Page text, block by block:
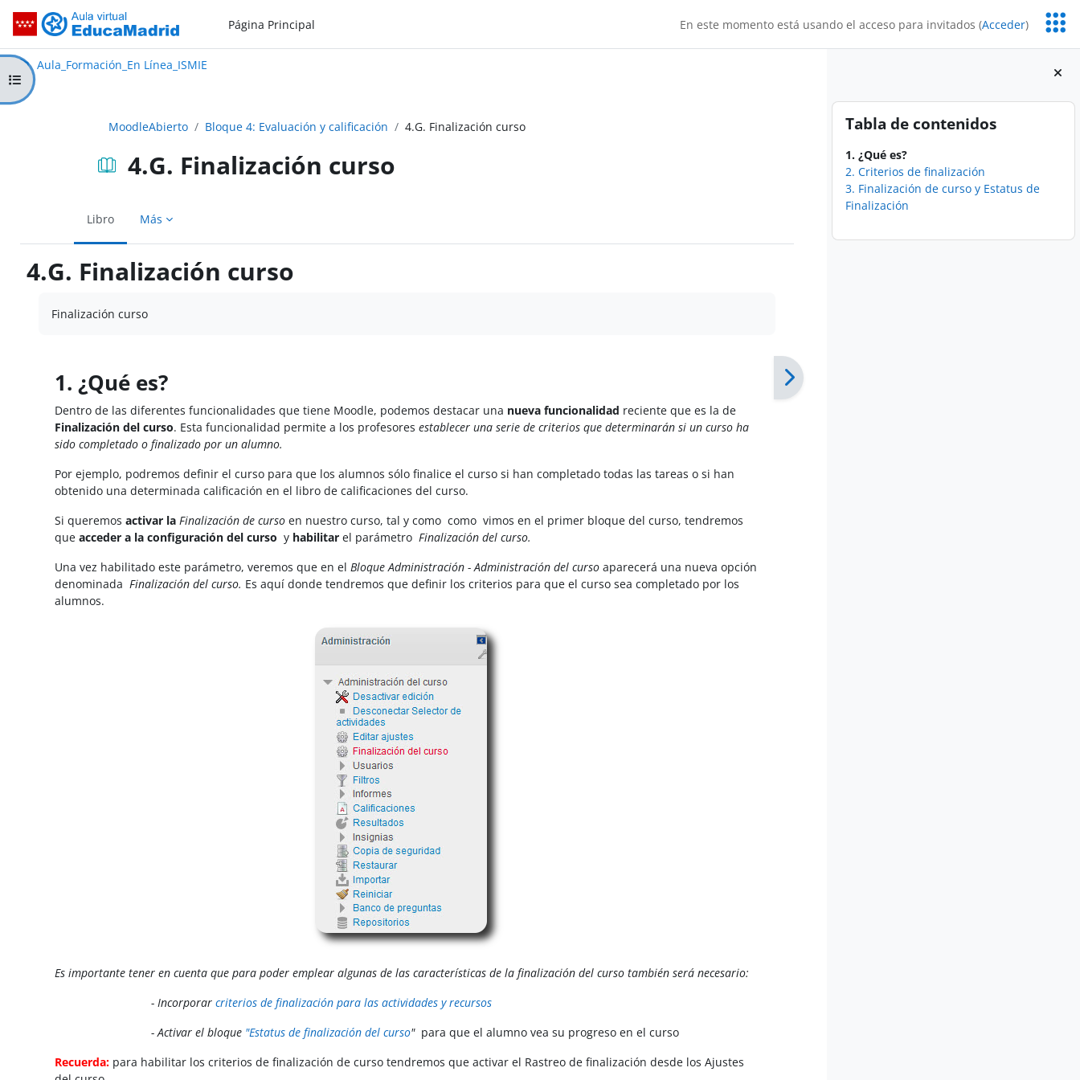
Aula_Formación_En Línea_ISMIEPágina Principal En este momento está usando el acceso para invitados (Acceder)
Bloques
Salta Tabla de contenidos
Tabla de contenidos
1. ¿Qué es?
2. Criterios de finalización
3. Finalización de curso y Estatus de
Finalización
Aula Virtual de EducaMadrid:
Aula_Formación_En Línea_ISMIE
Abrir índice del curso
MoodleAbierto Bloque 4: Evaluación y calificación 4.G. Finalización curso
4.G. Finalización curso
Libro Más
4.G. Finalización curso
Finalización curso
1. ¿Qué es?
Dentro de las diferentes funcionalidades que tiene Moodle, podemos destacar una nueva funcionalidad reciente que es la de
Finalización del curso. Esta funcionalidad permite a los profesoresestablecer una serie de criterios que determinarán si un curso ha
sido completado o finalizado por un alumno.
Por ejemplo, podremos definir el curso para que los alumnos sólo finalice el curso si han completado todas las tareas o si han
obtenido una determinada calificación en el libro de calificaciones del curso.
Si queremos activar laFinalización de curso en nuestro curso, tal y como como vimos en el primer bloque del curso, tendremos
queacceder a la configuración del curso y habilitar el parámetro Finalización del curso.
Una vez habilitado este parámetro, veremos que en el Bloque Administración - Administración del curso aparecerá una nueva opción
denominada Finalización del curso. Es aquí donde tendremos que definir los criterios para que el curso sea completado por los
alumnos.
Es importante tener en cuenta que para poder emplear algunas de las características de la finalización del curso también será necesario:
- Incorporar criterios de finalización para las actividades y recursos
- Activar el bloque "Estatus de finalización del curso"para que el alumno vea su progreso en el curso
Recuerda: para habilitar los criterios de finalización de curso tendremos que activar el Rastreo de finalización desde los Ajustes